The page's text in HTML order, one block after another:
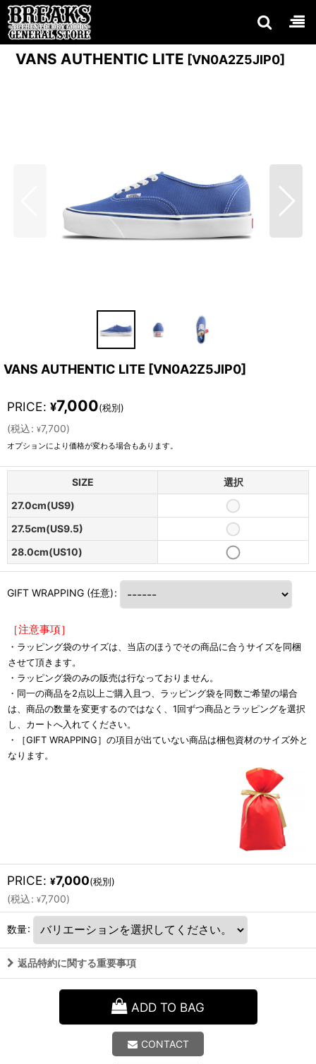
VANS AUTHENTIC LITE [VN0A2Z5JIP0]
VANS AUTHENTIC LITE [VN0A2Z5JIP0]
PRICE: ¥7,000(税別)
(税込: ¥7,700)
オプションにより価格が変わる場合もあります。
SIZE
選択
27.0cm(US9)
27.5cm(US9.5)
28.0cm(US10)
GIFT WRAPPING (任意):
［注意事項］
・ラッピング袋のサイズは、当店のほうでその商品に合うサイズを同梱
させて頂きます。
・ラッピング袋のみの販売は行なっておりません。
・同一の商品を2点以上ご購入且つ、ラッピング袋を同数ご希望の場合
は、商品の数量を変更するのではなく、1回ずつ商品とラッピングを選択
し、カートへ入れてください。
・［GIFT WRAPPING］の項目が出ていない商品は梱包資材のサイズ外と
なります。
PRICE: ¥7,000(税別)
(税込: ¥7,700)
数量:
返品特約に関する重要事項
ADD TO BAG
CONTACT